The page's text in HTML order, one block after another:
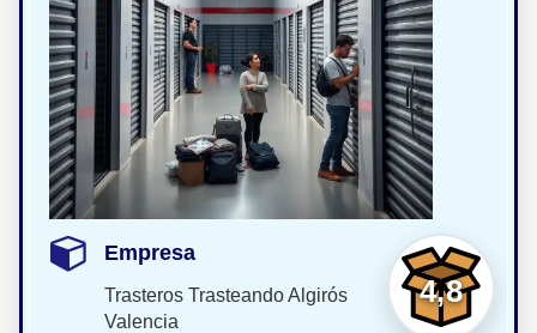
4,8
Empresa
Trasteros Trasteando Algirós
Valencia